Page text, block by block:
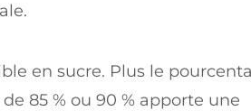
en sucre. Plus le
85 % ou 90 % apporte une